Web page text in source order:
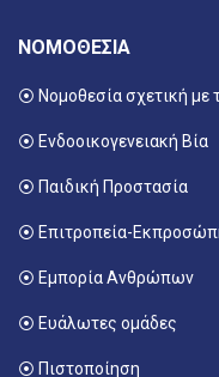
ΝΟΜΟΘΕΣΙΑ
⦿ Νομοθεσία σχετική με
⦿ Ενδοοικογενειακή Βία
⦿ Παιδική Προστασία
⦿ Επιτροπεία-
⦿ Εμπορία Ανθρώπων
⦿ Ευάλωτες ομάδες
⦿ Πιστοποίηση